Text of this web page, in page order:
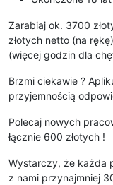
Zarabiaj ok. 3700
złotych netto (na
(więcej godzin dla
Brzmi ciekawie ?
przyjemnością
Polecaj nowych
łącznie 600 złotych !
Wystarczy, że każda
z nami przynajmniej